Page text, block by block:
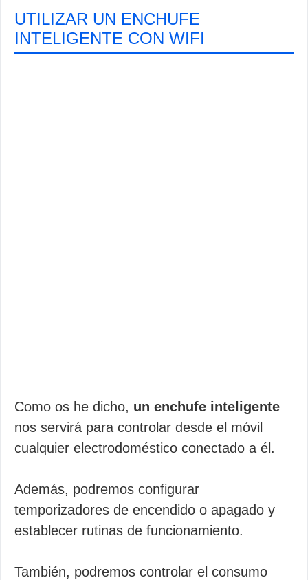
UTILIZAR UN ENCHUFE
INTELIGENTE CON WIFI
Como os he dicho, un enchufe inteligente
nos servirá para controlar desde el móvil
cualquier electrodoméstico conectado a él.
Además, podremos configurar
temporizadores de encendido o apagado y
establecer rutinas de funcionamiento.
También, podremos controlar el consumo